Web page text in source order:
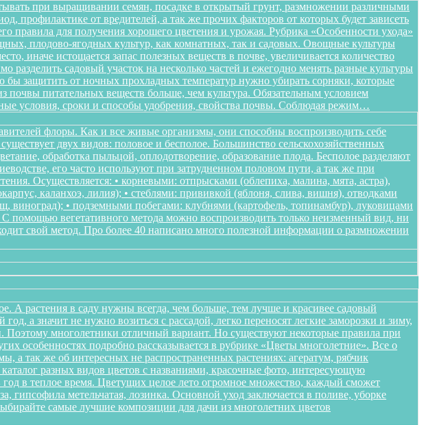
при выращивании семян, посадке в открытый грунт, размножении различными
профилактике от вредителей, а так же прочих факторов от которых будет зависеть
правила для получения хорошего цветения и урожая. Рубрика «Особенности ухода»
плодово-ягодных культур, как комнатных, так и садовых. Овощные культуры
иначе истощается запас полезных веществ в почве, увеличивается количество
садовый участок на несколько частей и ежегодно менять разные культуры
защитить от ночных прохладных температур нужно убирать сорняки, которые
питательных веществ больше, чем культура. Обязательным условием
условия, сроки и способы удобрения, свойства почвы. Соблюдая режим…
флоры. Как и все живые организмы, они способны воспроизводить себе
двух видов: половое и бесполое. Большинство сельскохозяйственных
обработка пыльцой, оплодотворение, образование плода. Бесполое разделяют
его часто используют при затрудненном половом пути, а так же при
Осуществляется: • корневыми: отпрысками (облепиха, малина, мята, астра),
каланхоэ, лилия); • стеблями: прививкой (яблоня, слива, вишня), отводками
виноград); • подземными побегами: клубнями (картофель, топинамбур), луковицами
вегетативного метода можно воспроизводить только неизменный вид, ни
свой метод. Про более 40 написано много полезной информации о размножении
А растения в саду нужны всегда, чем больше, тем лучше и красивее садовый
а значит не нужно возиться с рассадой, легко переносят легкие заморозки и зиму,
Поэтому многолетники отличный вариант. Но существуют некоторые правила при
особенностях подробно рассказывается в рубрике «Цветы многолетние». Все о
так же об интересных не распространенных растениях: агератум, рябчик
разных видов цветов с названиями, красочные фото, интересующую
в теплое время. Цветущих целое лето огромное множество, каждый сможет
метельчатая, лозинка. Основной уход заключается в поливе, уборке
самые лучшие композиции для дачи из многолетних цветов